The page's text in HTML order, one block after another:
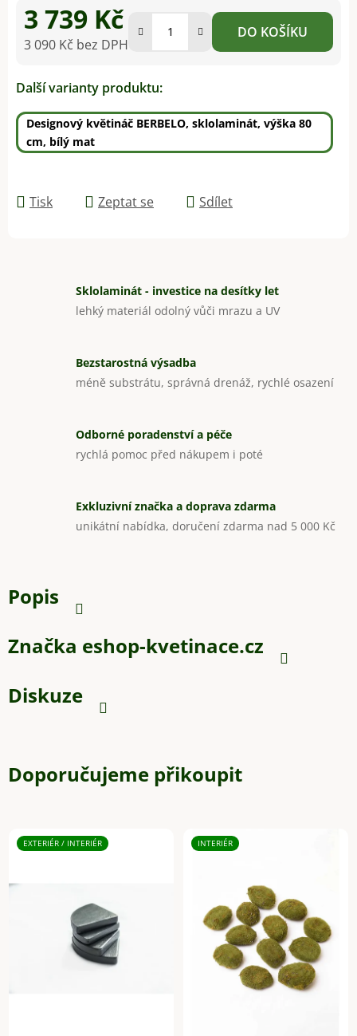
3 739 Kč
3 090 Kč bez DPH
DO KOŠÍKU
Další varianty produktu:
Designový květináč BERBELO, sklolaminát, výška 80
cm, bílý mat
Tisk Zeptat se Sdílet
Sklolaminát - investice na desítky let
lehký materiál odolný vůči mrazu a UV
Bezstarostná výsadba
méně substrátu, správná drenáž, rychlé osazení
Odborné poradenství a péče
rychlá pomoc před nákupem i poté
Exkluzivní značka a doprava zdarma
unikátní nabídka, doručení zdarma nad 5 000 Kč
Popis
Značka eshop-kvetinace.cz
Diskuze
Doporučujeme přikoupit
EXTERIÉR / INTERIÉR INTERIÉR